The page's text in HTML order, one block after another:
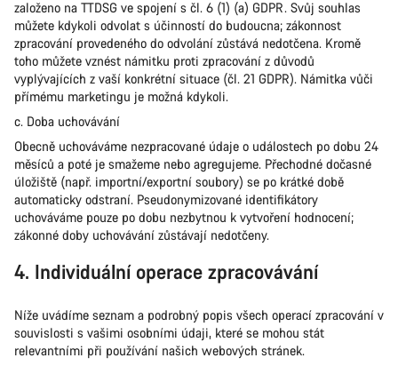
založeno na TTDSG ve spojení s čl. 6 (1) (a) GDPR. Svůj souhlas
můžete kdykoli odvolat s účinností do budoucna; zákonnost
zpracování provedeného do odvolání zůstává nedotčena. Kromě
toho můžete vznést námitku proti zpracování z důvodů
vyplývajících z vaší konkrétní situace (čl. 21 GDPR). Námitka vůči
přímému marketingu je možná kdykoli.
c. Doba uchovávání
Obecně uchováváme nezpracované údaje o událostech po dobu 24
měsíců a poté je smažeme nebo agregujeme. Přechodné dočasné
úložiště (např. importní/exportní soubory) se po krátké době
automaticky odstraní. Pseudonymizované identifikátory
uchováváme pouze po dobu nezbytnou k vytvoření hodnocení;
zákonné doby uchovávání zůstávají nedotčeny.
4. Individuální operace zpracovávání
Níže uvádíme seznam a podrobný popis všech operací zpracování v
souvislosti s vašimi osobními údaji, které se mohou stát
relevantními při používání našich webových stránek.